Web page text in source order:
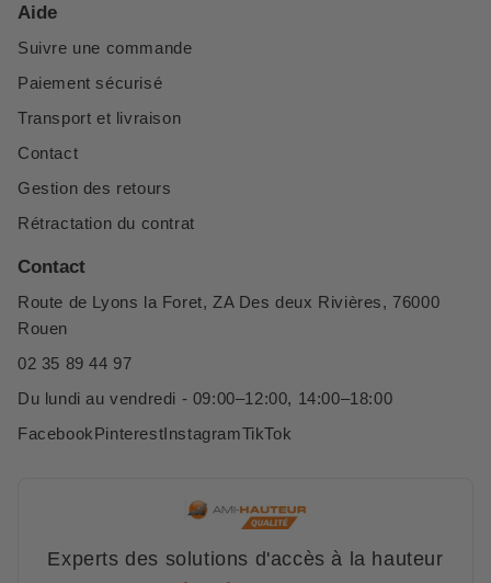
Aide
Suivre une commande
Paiement sécurisé
Transport et livraison
Contact
Gestion des retours
Rétractation du contrat
Contact
Route de Lyons la Foret, ZA Des deux Rivières, 76000
Rouen
02 35 89 44 97
Du lundi au vendredi - 09:00–12:00, 14:00–18:00
FacebookPinterestInstagramTikTok
Experts des solutions d'accès à la hauteur